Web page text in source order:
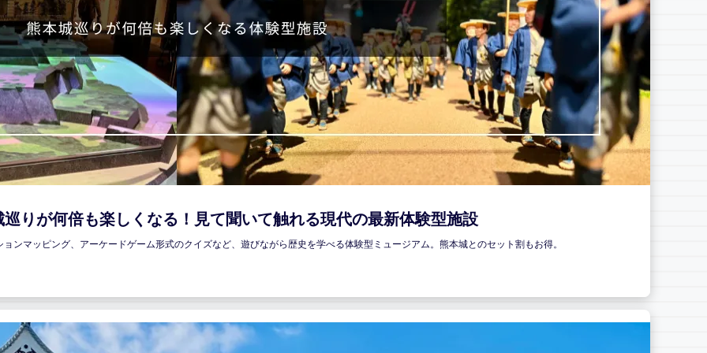
りが何倍も楽しくなる！見て聞いて触れる現代の最新体験型施設
ンマッピング、アーケードゲーム形式のクイズなど、遊びながら歴史を学べる体験型ミュージアム。熊本城とのセット割もお得。